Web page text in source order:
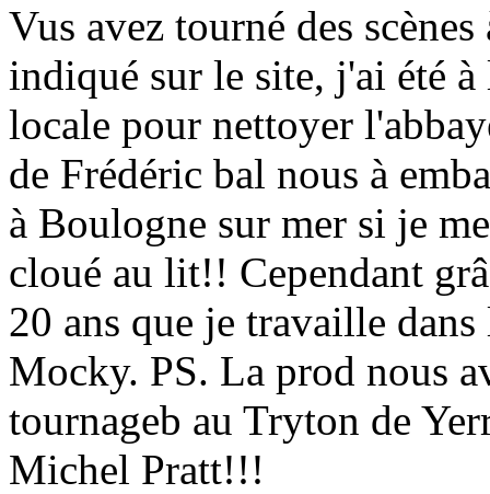
Vus avez tourné des
indiqué sur le site, j'ai été
locale pour nettoyer
de Frédéric bal nous à
à Boulogne sur mer si je
cloué au lit!! Cependant
20 ans que je travaille
Mocky. PS. La prod nous
tournageb au Tryton de
Michel Pratt!!!